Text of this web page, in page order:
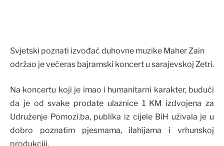
Svjetski poznati izvođač duhovne muzike Maher Zain
održao je večeras bajramski koncert u sarajevskoj Zetri.
Na koncertu koji je imao i humanitarni karakter, budući
da je od svake prodate ulaznice 1 KM izdvojena za
Udruženje Pomozi.ba, publika iz cijele BiH uživala je u
dobro poznatim pjesmama, ilahijama i vrhunskoj
produkciji.